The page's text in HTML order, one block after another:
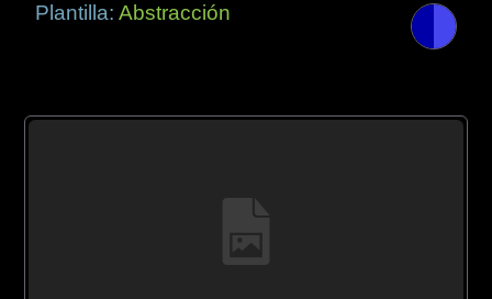
Plantilla:Abstracción